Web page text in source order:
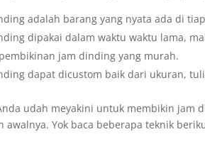
adalah barang yang nyata ada di
dipakai dalam waktu waktu lama,
jam dinding yang murah.
dapat dicustom baik dari ukuran,
udah meyakini untuk membikin jam
awalnya. Yok baca beberapa teknik